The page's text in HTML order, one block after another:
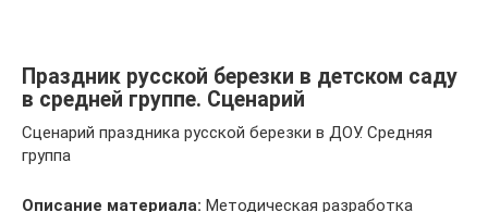
Праздник русской березки в детском саду
в средней группе. Сценарий
Сценарий праздника русской березки в ДОУ. Средняя
группа
Описание материала: Методическая разработка